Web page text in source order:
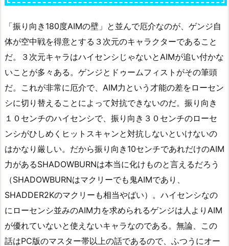
「振り向き180度AIMの壁」と並んで厄介なのが、ゲンジ自
体が空中戦を得意とする３次元のキャラクターであること
だ。３次元キャラはハイセンシじゃないとAIMが追い付かな
いことが多々ある。ゲンジとドゥームフィストがその筆頭
だ。これが非常に厄介で、AIM力という才能の差をローセン
シに切り替えることによって対抗できないのだ。振り向き
１０センチのハイセンシで、振り向き３０センチのローセ
ンシがひしめくヒットスキャンと対抗しないといけないの
はかなり厳しい。だから振り向き10センチであれだけのAIM
力があるSHADOWBURNは本当に化けものと言えるだろう
（SHADOWBURNはマクリーでも鬼AIMであり、
SHADDER2Kのマクリーも相当やばい）。ハイセンシなの
にローセンシ並みのAIM力を求められるゲンジは人よりAIM
が優れていないと使えないキャラなのである。無論、この
話はPC版のマスター帯以上の話であるので、ふつうにオー